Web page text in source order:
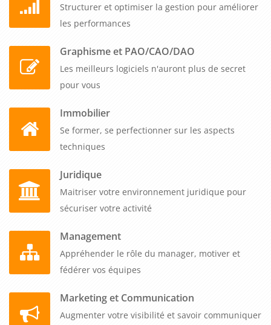
Structurer et optimiser la gestion pour améliorer
les performances
Graphisme et PAO/CAO/DAO
Les meilleurs logiciels n'auront plus de secret
pour vous
Immobilier
Se former, se perfectionner sur les aspects
techniques
Juridique
Maitriser votre environnement juridique pour
sécuriser votre activité
Management
Appréhender le rôle du manager, motiver et
fédérer vos équipes
Marketing et Communication
Augmenter votre visibilité et savoir communiquer